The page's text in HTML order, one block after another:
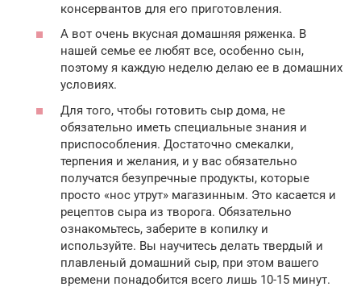
консервантов для его приготовления.
А вот очень вкусная домашняя ряженка. В
нашей семье ее любят все, особенно сын,
поэтому я каждую неделю делаю ее в домашних
условиях.
Для того, чтобы готовить сыр дома, не
обязательно иметь специальные знания и
приспособления. Достаточно смекалки,
терпения и желания, и у вас обязательно
получатся безупречные продукты, которые
просто «нос утрут» магазинным. Это касается и
рецептов сыра из творога. Обязательно
ознакомьтесь, заберите в копилку и
используйте. Вы научитесь делать твердый и
плавленый домашний сыр, при этом вашего
времени понадобится всего лишь 10-15 минут.